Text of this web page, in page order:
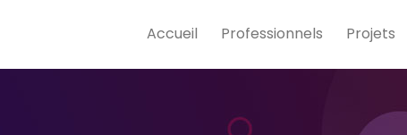
Accueil Professionnels Projets